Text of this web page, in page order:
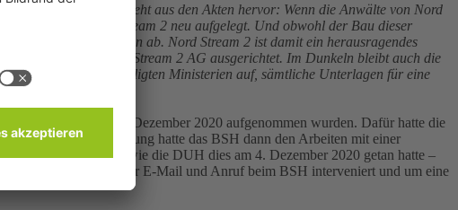
fest im Griff. Das geht aus den Akten hervor: Wenn die Anwälte von Nord
Sinne von Nord Stream 2 neu aufgelegt. Und obwohl der Bau dieser
all dies im Geheimen ab. Nord Stream 2 ist damit ein herausragendes
Wünschen der Nord Stream 2 AG ausgerichtet. Im Dunkeln bleibt auch die
BSH und die beteiligten Ministerien auf, sämtliche Unterlagen für eine
(AWZ), die am 11. Dezember 2020 aufgenommen wurden. Dafür hatte die
ausführlicher Prüfung hatte das BSH dann den Arbeiten mit einer
dass Dritte – wie die DUH dies am 4. Dezember 2020 getan hatte –
7. Oktober 2020 per E-Mail und Anruf beim BSH interveniert und um eine